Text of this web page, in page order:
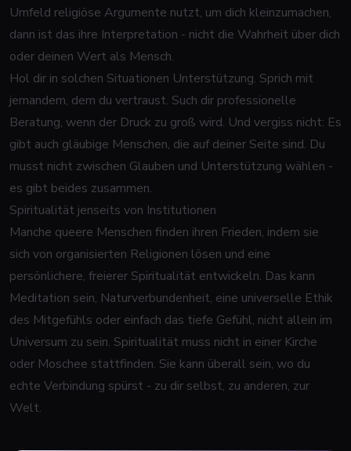
Umfeld religiöse Argumente nutzt, um dich kleinzumachen,
dann ist das ihre Interpretation - nicht die Wahrheit über dich
oder deinen Wert als Mensch.
Hol dir in solchen Situationen Unterstützung. Sprich mit
jemandem, dem du vertraust. Such dir professionelle
Beratung, wenn der Druck zu groß wird. Und vergiss nicht: Es
gibt auch gläubige Menschen, die auf deiner Seite sind. Du
musst nicht zwischen Glauben und Unterstützung wählen -
es gibt beides zusammen.
Spiritualität jenseits von Institutionen
Manche queere Menschen finden ihren Frieden, indem sie
sich von organisierten Religionen lösen und eine
persönlichere, freierer Spiritualität entwickeln. Das kann
Meditation sein, Naturverbundenheit, eine universelle Ethik
des Mitgefühls oder einfach das tiefe Gefühl, nicht allein im
Universum zu sein. Spiritualität muss nicht in einer Kirche
oder Moschee stattfinden. Sie kann überall sein, wo du
echte Verbindung spürst - zu dir selbst, zu anderen, zur
Welt.